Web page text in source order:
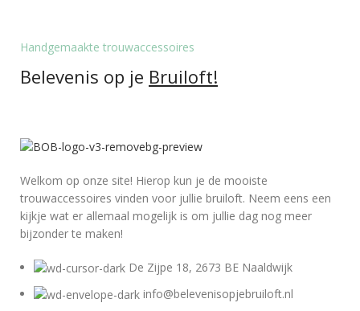
Handgemaakte trouwaccessoires
Belevenis op je Bruiloft!
Welkom op onze site! Hierop kun je de mooiste
trouwaccessoires vinden voor jullie bruiloft. Neem eens een
kijkje wat er allemaal mogelijk is om jullie dag nog meer
bijzonder te maken!
De Zijpe 18, 2673 BE Naaldwijk
info@belevenisopjebruiloft.nl